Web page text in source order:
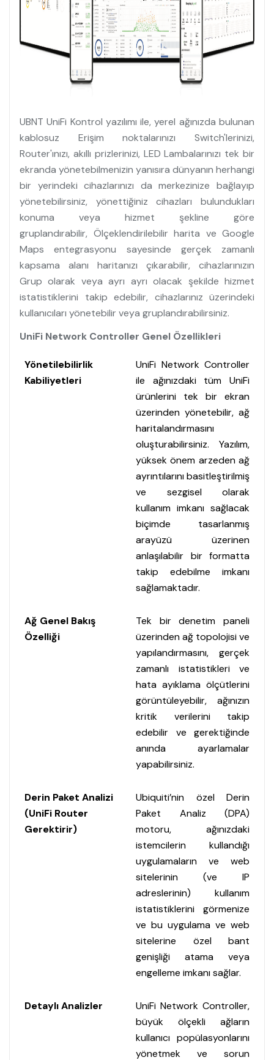
UBNT UniFi Kontrol yazılımı ile, yerel ağınızda bulunan
kablosuz Erişim noktalarınızı Switch'lerinizi,
Router'ınızı, akıllı prizlerinizi, LED Lambalarınızı tek bir
ekranda yönetebilmenizin yanısıra dünyanın herhangi
bir yerindeki cihazlarınızı da merkezinize bağlayıp
yönetebilirsiniz, yönettiğiniz cihazları bulundukları
konuma veya hizmet şekline göre
gruplandırabilir, Ölçeklendirilebilir harita ve Google
Maps entegrasyonu sayesinde gerçek zamanlı
kapsama alanı haritanızı çıkarabilir, cihazlarınızın
Grup olarak veya ayrı ayrı olacak şekilde hizmet
istatistiklerini takip edebilir, cihazlarınız üzerindeki
kullanıcıları yönetebilir veya gruplandırabilirsiniz.
UniFi Network Controller Genel Özellikleri
Yönetilebilirlik
Kabiliyetleri
UniFi Network Controller
ile ağınızdaki tüm UniFi
ürünlerini tek bir ekran
üzerinden yönetebilir, ağ
haritalandırmasını
oluşturabilirsiniz. Yazılım,
yüksek önem arzeden ağ
ayrıntılarını basitleştirilmiş
ve sezgisel olarak
kullanım imkanı sağlacak
biçimde tasarlanmış
arayüzü üzerinen
anlaşılabilir bir formatta
takip edebilme imkanı
sağlamaktadır.
Ağ Genel Bakış
Özelliği
Tek bir denetim paneli
üzerinden ağ topolojisi ve
yapılandırmasını, gerçek
zamanlı istatistikleri ve
hata ayıklama ölçütlerini
görüntüleyebilir, ağınızın
kritik verilerini takip
edebilir ve gerektiğinde
anında ayarlamalar
yapabilirsiniz.
Derin Paket Analizi
(UniFi Router
Gerektirir)
Ubiquiti’nin özel Derin
Paket Analiz (DPA)
motoru, ağınızdaki
istemcilerin kullandığı
uygulamaların ve web
sitelerinin (ve IP
adreslerinin) kullanım
istatistiklerini görmenize
ve bu uygulama ve web
sitelerine özel bant
genişliği atama veya
engelleme imkanı sağlar.
Detaylı Analizler
UniFi Network Controller,
büyük ölçekli ağların
kullanıcı popülasyonlarını
yönetmek ve sorun